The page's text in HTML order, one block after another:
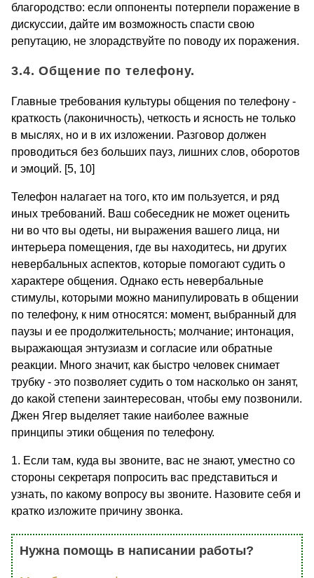
благородство: если оппоненты потерпели поражение в
дискуссии, дайте им возможность спасти свою
репутацию, не злорадствуйте по поводу их поражения.
3.4. Общение по телефону.
Главные требования культуры общения по телефону -
краткость (лаконичность), четкость и ясность не только
в мыслях, но и в их изложении. Разговор должен
проводиться без больших пауз, лишних слов, оборотов
и эмоций. [5, 10]
Телефон налагает на того, кто им пользуется, и ряд
иных требований. Ваш собеседник не может оценить
ни во что вы одеты, ни выражения вашего лица, ни
интерьера помещения, где вы находитесь, ни других
невербальных аспектов, которые помогают судить о
характере общения. Однако есть невербальные
стимулы, которыми можно манипулировать в общении
по телефону, к ним относятся: момент, выбранный для
паузы и ее продолжительность; молчание; интонация,
выражающая энтузиазм и согласие или обратные
реакции. Много значит, как быстро человек снимает
трубку - это позволяет судить о том насколько он занят,
до какой степени заинтересован, чтобы ему позвонили.
Джен Ягер выделяет такие наиболее важные
принципы этики общения по телефону.
1. Если там, куда вы звоните, вас не знают, уместно со
стороны секретаря попросить вас представиться и
узнать, по какому вопросу вы звоните. Назовите себя и
кратко изложите причину звонка.
Нужна помощь в написании работы?